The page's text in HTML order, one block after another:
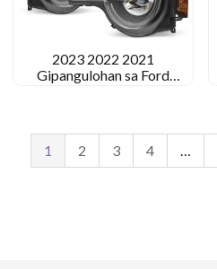
2023 2022 2021
Gipangulohan sa Ford
Aftermarket
1 2 3 4